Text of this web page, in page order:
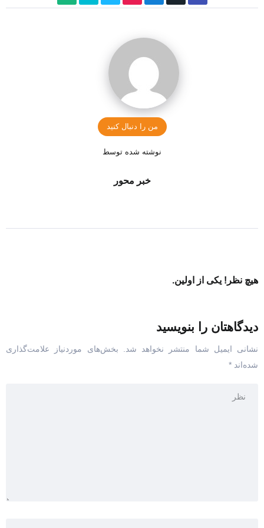
من را دنبال کنید
نوشته شده توسط
خبر محور
هیچ نظر! یکی از اولین.
دیدگاهتان را بنویسید
نشانی ایمیل شما منتشر نخواهد شد.
بخش‌های موردنیاز علامت‌گذاری
شده‌اند *